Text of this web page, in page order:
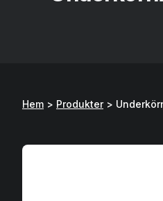
Hem > Produkter>